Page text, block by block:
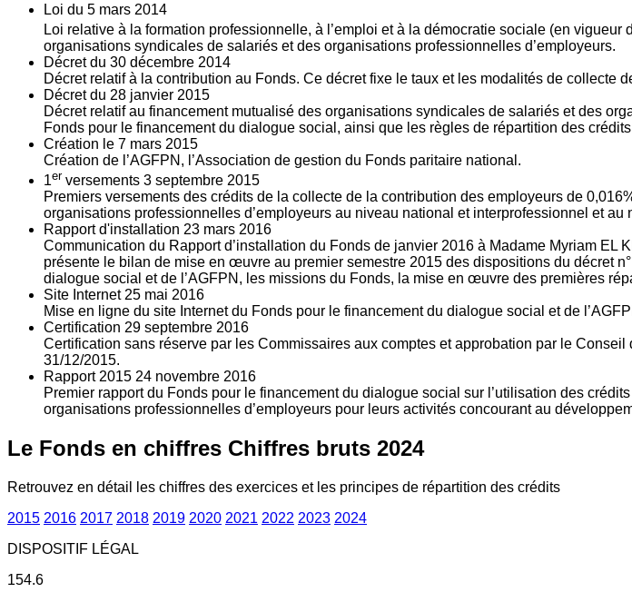
Loi du 5 mars 2014
Loi relative à la formation professionnelle, à l’emploi et à la démocratie sociale (en vigueur
organisations syndicales de salariés et des organisations professionnelles d’employeurs.
Décret du 30 décembre 2014
Décret relatif à la contribution au Fonds. Ce décret fixe le taux et les modalités de collecte
Décret du 28 janvier 2015
Décret relatif au financement mutualisé des organisations syndicales de salariés et des
Fonds pour le financement du dialogue social, ainsi que les règles de répartition des
Création le 7 mars 2015
Création de l’AGFPN, l’Association de gestion du Fonds paritaire national.
1er versements 3 septembre 2015
Premiers versements des crédits de la collecte de la contribution des employeurs de
organisations professionnelles d’employeurs au niveau national et interprofessionnel et
Rapport d'installation 23 mars 2016
Communication du Rapport d’installation du Fonds de janvier 2016 à Madame Myriam
présente le bilan de mise en œuvre au premier semestre 2015 des dispositions du décret
dialogue social et de l’AGFPN, les missions du Fonds, la mise en œuvre des premières
Site Internet 25 mai 2016
Mise en ligne du site Internet du Fonds pour le financement du dialogue social et de
Certification 29 septembre 2016
Certification sans réserve par les Commissaires aux comptes et approbation par le
31/12/2015.
Rapport 2015 24 novembre 2016
Premier rapport du Fonds pour le financement du dialogue social sur l’utilisation des
organisations professionnelles d’employeurs pour leurs activités concourant au
Le Fonds en chiffres Chiffres bruts 2024
Retrouvez en détail les chiffres des exercices et les principes de répartition des crédits
2015 2016 2017 2018 2019 2020 2021 2022 2023 2024
DISPOSITIF LÉGAL
154.6